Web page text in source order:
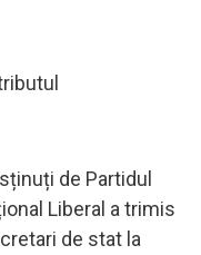
de Partidul
Liberal a trimis
de stat la